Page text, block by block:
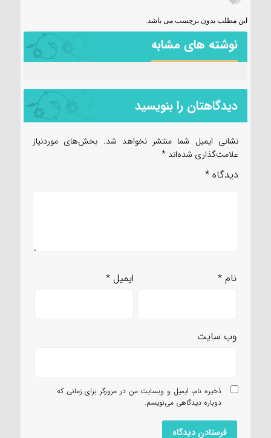
این مطلب بدون برچسب می باشد.
نوشته های مشابه
دیدگاهتان را بنویسید
نشانی ایمیل شما منتشر نخواهد شد. بخش‌های موردنیاز
علامت‌گذاری شده‌اند *
دیدگاه *
نام* ایمیل*
وب‌ سایت
ذخیره نام، ایمیل و وبسایت من در مرورگر برای زمانی که
دوباره دیدگاهی می‌نویسم.